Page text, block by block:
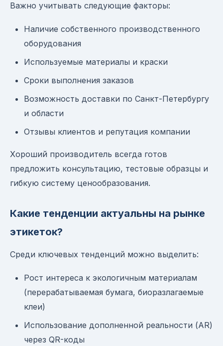
Важно учитывать следующие факторы:
Наличие собственного производственного
оборудования
Используемые материалы и краски
Сроки выполнения заказов
Возможность доставки по Санкт-Петербургу
и области
Отзывы клиентов и репутация компании
Хороший производитель всегда готов
предложить консультацию, тестовые образцы и
гибкую систему ценообразования.
Какие тенденции актуальны на рынке
этикеток?
Среди ключевых тенденций можно выделить:
Рост интереса к экологичным материалам
(перерабатываемая бумага, биоразлагаемые
клеи)
Использование дополненной реальности (AR)
через QR-коды